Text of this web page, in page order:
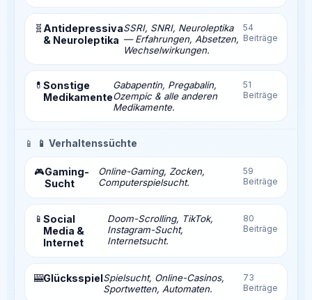
🧬 Antidepressiva
& Neuroleptika
SSRI, SNRI, Neuroleptika
— Erfahrungen, Absetzen,
Wechselwirkungen.
54
Beiträge
💊 Sonstige
Medikamente
Gabapentin, Pregabalin,
Ozempic & alle anderen
Medikamente.
51
Beiträge
📱 📱 Verhaltenssüchte
🎮Gaming-
Sucht
Online-Gaming, Zocken,
Computerspielsucht.
59
Beiträge
📱 Social
Media &
Internet
Doom-Scrolling, TikTok,
Instagram-Sucht,
Internetsucht.
80
Beiträge
🎰GlücksspielSpielsucht, Online-Casinos,
Sportwetten, Automaten.
73
Beiträge